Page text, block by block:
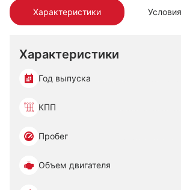
Характеристики
Характеристики
Год выпуска
КПП
Пробег
Объем двигателя